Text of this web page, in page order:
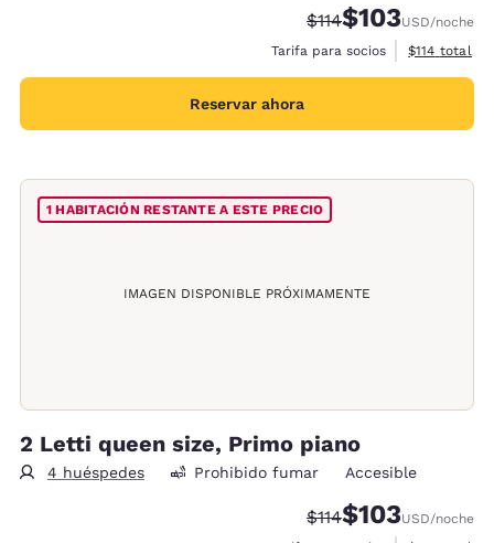
Precio tachado:
$114Precio con
$103USD/noche
Tarifa para socios
Ver detalles
$114 total
Reservar ahora
IMAGEN DISPONIBLE PRÓXIMAMENTE
1 HABITACIÓN RESTANTE A ESTE PRECIO
2 Letti queen size, Primo piano
4 huéspedes Prohibido fumar Accesible
Precio tachado:
$114Precio con
$103USD/noche